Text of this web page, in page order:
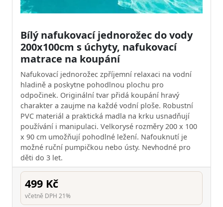
Bílý nafukovací jednorožec do vody
200x100cm s úchyty, nafukovací
matrace na koupání
Nafukovací jednorožec zpříjemní relaxaci na vodní
hladině a poskytne pohodlnou plochu pro
odpočinek. Originální tvar přidá koupání hravý
charakter a zaujme na každé vodní ploše. Robustní
PVC materiál a praktická madla na krku usnadňují
používání i manipulaci. Velkorysé rozměry 200 x 100
x 90 cm umožňují pohodlné ležení. Nafouknutí je
možné ruční pumpičkou nebo ústy. Nevhodné pro
děti do 3 let.
499 Kč
včetně DPH 21%